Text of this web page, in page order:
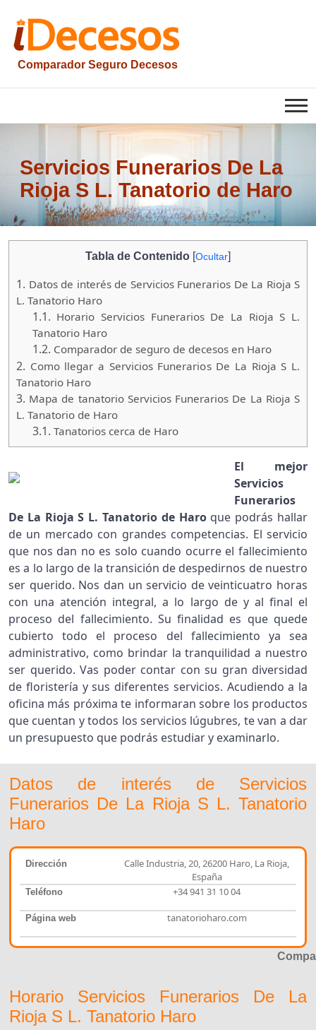
contenido
Comparador Seguro Decesos
iesquelas
Servicios Funerarios De La
Rioja S L. Tanatorio de Haro
Tabla de Contenido [Ocultar]
1. Datos de interés de Servicios Funerarios De La Rioja S
L. Tanatorio Haro
1.1. Horario Servicios Funerarios De La Rioja S L.
Tanatorio Haro
1.2. Comparador de seguro de decesos en Haro
2. Como llegar a Servicios Funerarios De La Rioja S L.
Tanatorio Haro
3. Mapa de tanatorio Servicios Funerarios De La Rioja S
L. Tanatorio de Haro
3.1. Tanatorios cerca de Haro
El mejor
Servicios
Funerarios
De La Rioja S L. Tanatorio de Haroque podrás hallar
de un mercado con grandes competencias. El servicio
que nos dan no es solo cuando ocurre el fallecimiento
es a lo largo de la transición de despedirnos de nuestro
ser querido. Nos dan un servicio de veinticuatro horas
con una atención integral, a lo largo de y al final el
proceso del fallecimiento. Su finalidad es que quede
cubierto todo el proceso del fallecimiento ya sea
administrativo, como brindar la tranquilidad a nuestro
ser querido. Vas poder contar con su gran diversidad
de floristería y sus diferentes servicios. Acudiendo a la
oficina más próxima te informaran sobre los productos
que cuentan y todos los servicios lúgubres, te van a dar
un presupuesto que podrás estudiar y examinarlo.
Datos de interés de Servicios
Funerarios De La Rioja S L. Tanatorio
Haro
Dirección
Calle Industria, 20, 26200 Haro, La Rioja,
España
Teléfono +34 941 31 10 04
Página web tanatorioharo.com
Horario Servicios Funerarios De La
Rioja S L. Tanatorio Haro